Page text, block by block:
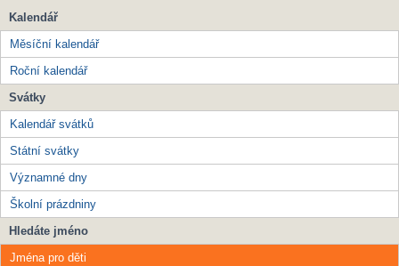
Kalendář
Měsíční kalendář
Roční kalendář
Svátky
Kalendář svátků
Státní svátky
Významné dny
Školní prázdniny
Hledáte jméno
Jména pro děti